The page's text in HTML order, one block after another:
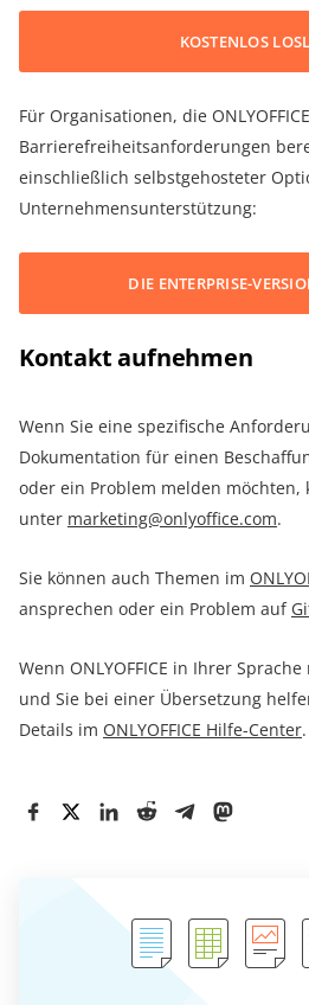
KOSTENLOS
Für Organisationen, die
Barrierefreiheitsanforderungen
einschließlich selbstgehosteter
Unternehmensunterstützung:
DIE ENTERPRISE-
Kontakt aufnehmen
Wenn Sie eine spezifische
Dokumentation für einen
oder ein Problem melden möchten,
unter marketing@onlyoffice.com.
Sie können auch Themen im
ansprechen oder ein Problem auf
Wenn ONLYOFFICE in Ihrer
und Sie bei einer Übersetzung
Details im ONLYOFFICE Hilfe-Center.